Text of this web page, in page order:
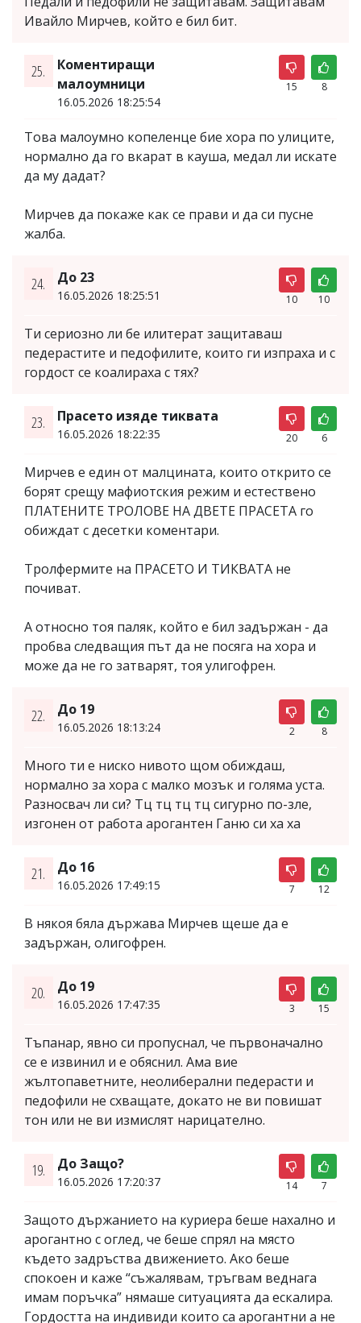
Ивайло Мирчев, който е бил бит.
25.
Коментиращи
малоумници
16.05.2026 18:25:54
15 8
Това малоумно копеленце бие хора по улиците,
нормално да го вкарат в кауша, медал ли искате
да му дадат?
Мирчев да покаже как се прави и да си пусне
жалба.
24. До 23
16.05.2026 18:25:51 10 10
Ти сериозно ли бе илитерат защитаваш
педерастите и педофилите, които ги изпраха и с
гордост се коалираха с тях?
23. Прасето изяде тиквата
16.05.2026 18:22:35 20 6
Мирчев е един от малцината, които открито се
борят срещу мафиотския режим и естествено
ПЛАТЕНИТЕ ТРОЛОВЕ НА ДВЕТЕ ПРАСЕТА го
обиждат с десетки коментари.
Тролфермите на ПРАСЕТО И ТИКВАТА не
почиват.
А относно тоя паляк, който е бил задържан - да
пробва следващия път да не посяга на хора и
може да не го затварят, тоя улигофрен.
22. До 19
16.05.2026 18:13:24 2 8
Много ти е ниско нивото щом обиждаш,
нормално за хора с малко мозък и голяма уста.
Разносвач ли си? Тц тц тц тц сигурно по-зле,
изгонен от работа арогантен Ганю си ха ха
21. До 16
16.05.2026 17:49:15 7 12
В някоя бяла държава Мирчев щеше да е
задържан, олигофрен.
20. До 19
16.05.2026 17:47:35 3 15
Тъпанар, явно си пропуснал, че първоначално
се е извинил и е обяснил. Ама вие
жълтопаветните, неолиберални педерасти и
педофили не схващате, докато не ви повишат
тон или не ви измислят нарицателно.
19. До Защо?
16.05.2026 17:20:37 14 7
Защото държанието на куриера беше нахално и
арогантно с оглед, че беше спрял на място
където задръства движението. Ако беше
спокоен и каже “съжалявам, тръгвам веднага
имам поръчка” нямаше ситуацията да ескалира.
Гордостта на индивиди които са арогантни а не